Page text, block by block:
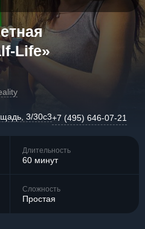
Life»
3/30с3+7 (495) 646-07-21
Длительность
60 минут
Сложность
Простая